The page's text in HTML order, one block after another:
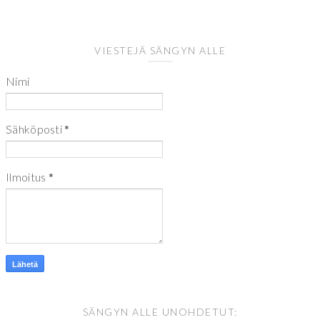
VIESTEJÄ SÄNGYN ALLE
Nimi
Sähköposti*
Ilmoitus *
SÄNGYN ALLE UNOHDETUT: